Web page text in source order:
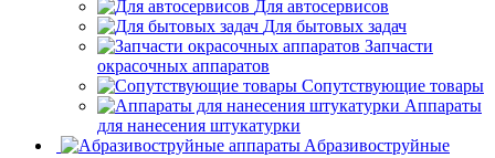
Для автосервисов
Для бытовых задач
Запчасти
окрасочных аппаратов
Сопутствующие товары
Аппараты
для нанесения штукатурки
Aбразивоструйные